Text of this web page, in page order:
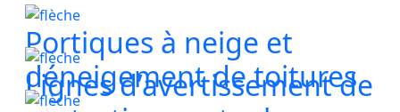
Portiques à neige et
déneigement de toitures
Lignes d’avertissement de